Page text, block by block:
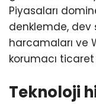
Piyasaları
denklemde, dev
harcamaları ve
korumacı ticaret
Teknoloji